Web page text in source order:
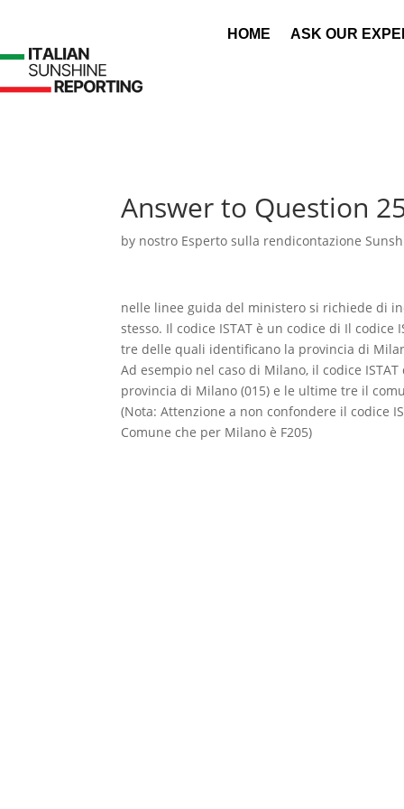
HOME ASK OUR
Answer to Question
by nostro Esperto sulla rendicontazione
nelle linee guida del ministero si richiede di
stesso. Il codice ISTAT è un codice di Il
tre delle quali identificano la provincia di
Ad esempio nel caso di Milano, il codice
provincia di Milano (015) e le ultime tre il
(Nota: Attenzione a non confondere il codice
Comune che per Milano è F205)